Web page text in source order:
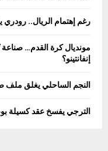
رغم إهتمام الريال.. رودري
مونديال كرة القدم…
إنفانتينو؟
النجم الساحلي يغلق ملف
الترجي يفسخ عقد كسيلة